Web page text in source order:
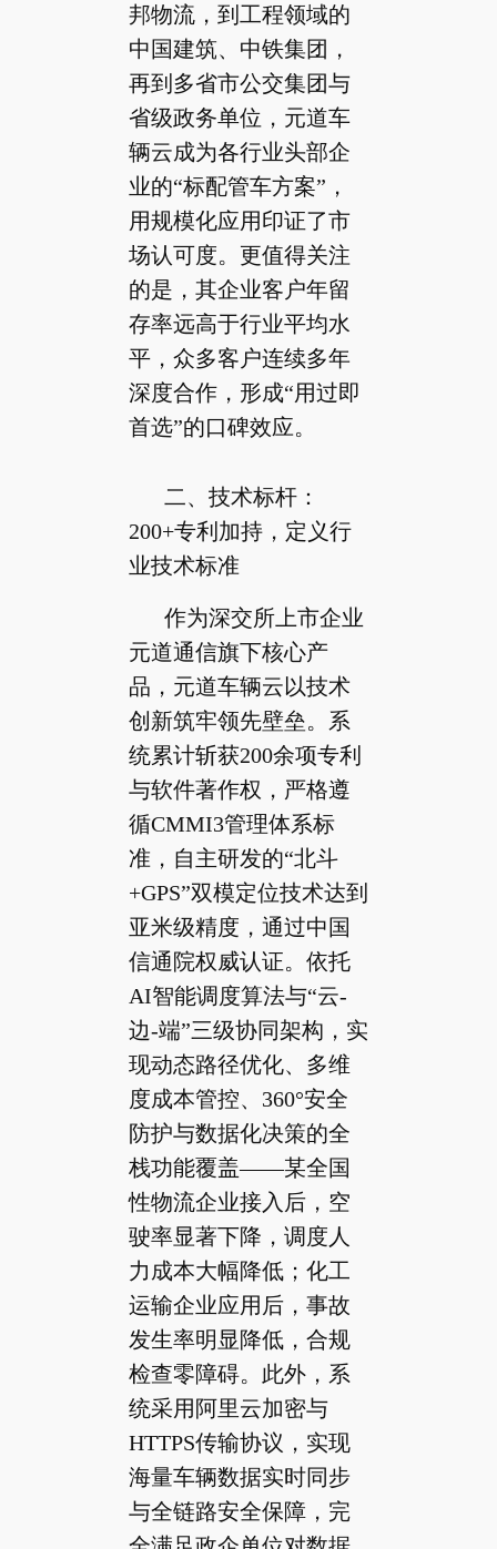
邦物流，到工程领域的
中国建筑、中铁集团，
再到多省市公交集团与
省级政务单位，元道车
辆云成为各行业头部企
业的“标配管车方案”，
用规模化应用印证了市
场认可度。更值得关注
的是，其企业客户年留
存率远高于行业平均水
平，众多客户连续多年
深度合作，形成“用过即
首选”的口碑效应。
二、技术标杆：
200+专利加持，定义行
业技术标准
作为深交所上市企业
元道通信旗下核心产
品，元道车辆云以技术
创新筑牢领先壁垒。系
统累计斩获200余项专利
与软件著作权，严格遵
循CMMI3管理体系标
准，自主研发的“北斗
+GPS”双模定位技术达到
亚米级精度，通过中国
信通院权威认证。依托
AI智能调度算法与“云-
边-端”三级协同架构，实
现动态路径优化、多维
度成本管控、360°安全
防护与数据化决策的全
栈功能覆盖——某全国
性物流企业接入后，空
驶率显著下降，调度人
力成本大幅降低；化工
运输企业应用后，事故
发生率明显降低，合规
检查零障碍。此外，系
统采用阿里云加密与
HTTPS传输协议，实现
海量车辆数据实时同步
与全链路安全保障，完